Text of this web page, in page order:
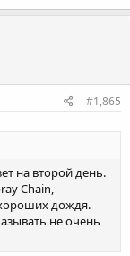
#1,865
на второй день.
Chain,
дождя.
не очень